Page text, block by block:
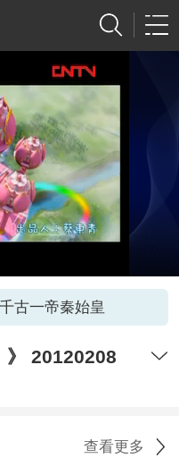
古一帝秦始皇
》 20120208
查看更多